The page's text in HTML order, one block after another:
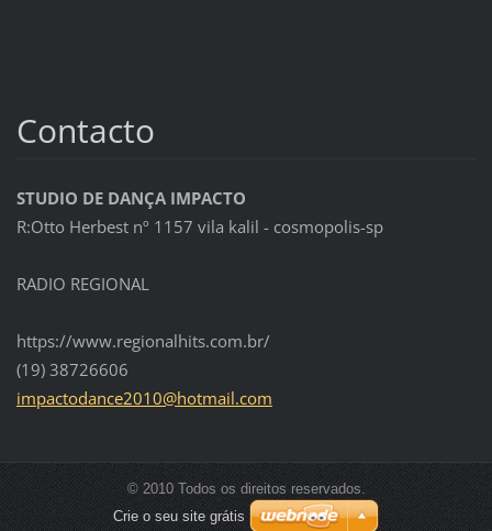
Contacto
STUDIO DE DANÇA IMPACTO
R:Otto Herbest nº 1157 vila kalil - cosmopolis-sp
RADIO REGIONAL
https://www.regionalhits.com.br/
(19) 38726606
impactodance2010@hotmail.com
© 2010 Todos os direitos reservados.
Crie o seu site grátis